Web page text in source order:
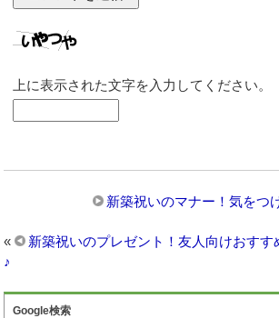
上に表示された文字を入力してください。
新築祝いのマナー！気をつ
«
新築祝いのプレゼント！友人向けおすす
♪
Google検索